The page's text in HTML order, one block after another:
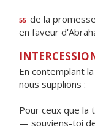
55 de la
en faveur
En contemplant
nous supplions :
Pour ceux que la
— souviens-toi